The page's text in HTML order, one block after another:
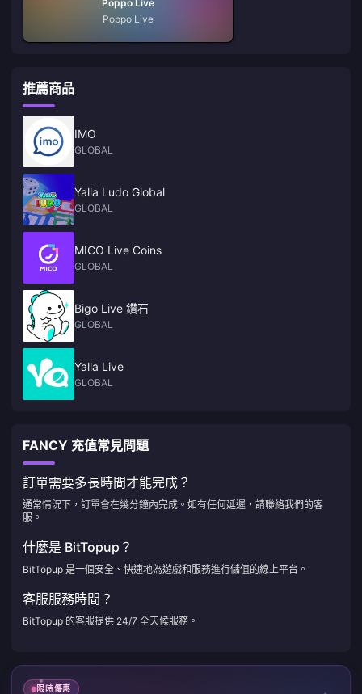
Poppo Live
Poppo Live
推薦商品
IMO
GLOBAL
Yalla Ludo Global
GLOBAL
MICO Live Coins
GLOBAL
Bigo Live 鑽石
GLOBAL
Yalla Live
GLOBAL
FANCY 充值常見問題
訂單需要多長時間才能完成？
通常情況下，訂單會在幾分鐘內完成。如有任何延遲，請聯絡我們的客
服。
什麼是 BitTopup？
BitTopup 是一個安全、快速地為遊戲和服務進行儲值的線上平台。
客服服務時間？
BitTopup 的客服提供 24/7 全天候服務。
限時優惠